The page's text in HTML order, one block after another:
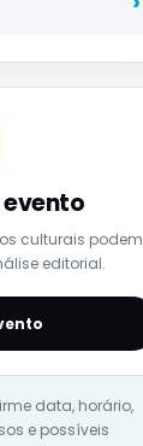
evento
culturais podem
editorial.
data, horário,
e possíveis